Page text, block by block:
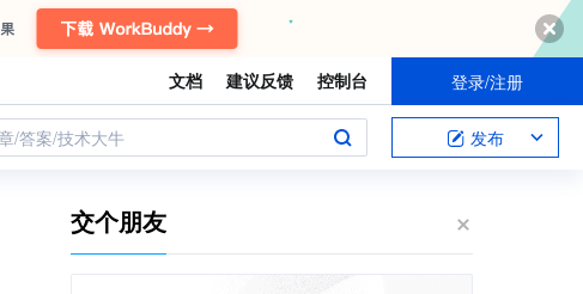
文档 建议反馈 控制台 登录/注册
/答案/技术大牛 发布
交个朋友